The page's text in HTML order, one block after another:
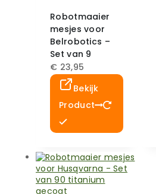
Robotmaaier
mesjes voor
Belrobotics –
Set van 9
€ 23,95
Bekijk
Product